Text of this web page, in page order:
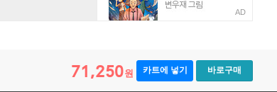
AD
71,250원 카트에 넣기 바로구매